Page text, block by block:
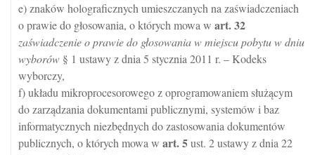
e) znaków holograficznych umieszczanych na zaświadczeniach
o prawie do głosowania, o których mowa w art.32
zaświadczenie o prawie do głosowania w miejscu pobytu w dniu
wyborów § 1 ustawy z dnia 5 stycznia 2011 r. – Kodeks
wyborczy,
f) układu mikroprocesorowego z oprogramowaniem służącym
do zarządzania dokumentami publicznymi, systemów i baz
informatycznych niezbędnych do zastosowania dokumentów
publicznych, o których mowa w art.5ust. 2 ustawy z dnia 22